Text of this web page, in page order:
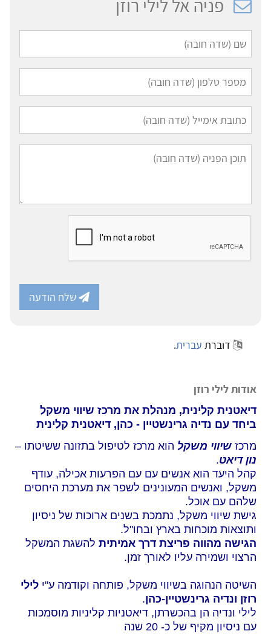
פניה אל לילי רוזן
שלח הודעה
דוברת עברית.
אודות לילי רוזן
דיאטנית קלינית, מנהלת את מרכז שיווי משקל
ביחד עם נדיה גרינשטיין - כהן, דיאטנית קלינית
מרכז שיווי משקל הוא מרכז לטיפול בתזונה ששיטתו –
נון דיאט.
קהל היעד הוא אנשים עם עם הפרעות אכילה, עודף
משקל, ואנשים המעונינים לשפר את מערכת היחסים
שלהם עם אוכל.
גישת שיווי משקל, נתמכת בשנים ארוכות של ניסיון
ותוצאות מוכחות בארץ ובחו"ל.
הגישה מהווה פריצת דרך אמיתית להשגת המשקל
הרצוי ושמירה עליו לאורך זמן.
השיטה הנהוגה בשיווי משקל, פותחה וקודמה ע"י לילי
רוזן ונדיה גרינשטיין-כהן.
לילי ונדיה הן בהכשרתן, דיאטניות קליניות מוסמכות
עם ניסיון מקיף של כ- 20 שנה